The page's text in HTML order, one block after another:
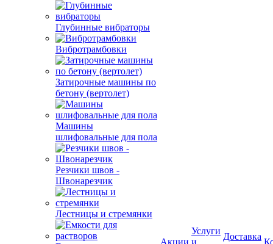
Глубинные вибраторы
Вибротрамбовки
Затирочные машины по
бетону (вертолет)
Машины
шлифовальные для пола
Резчики швов -
Швонарезчик
Лестницы и стремянки
Акции
Услуги
и
Доставка